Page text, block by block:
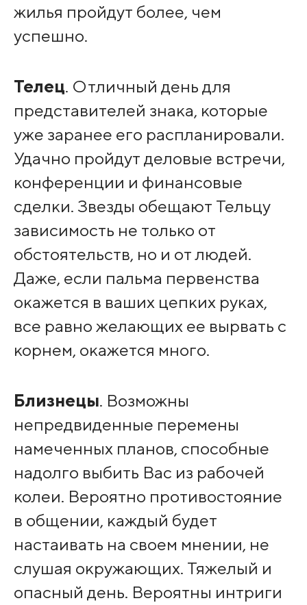
жилья пройдут более, чем
успешно.
Телец. Отличный день для
представителей знака, которые
уже заранее его распланировали.
Удачно пройдут деловые встречи,
конференции и финансовые
сделки. Звезды обещают Тельцу
зависимость не только от
обстоятельств, но и от людей.
Даже, если пальма первенства
окажется в ваших цепких руках,
все равно желающих ее вырвать с
корнем, окажется много.
Близнецы. Возможны
непредвиденные перемены
намеченных планов, способные
надолго выбить Вас из рабочей
колеи. Вероятно противостояние
в общении, каждый будет
настаивать на своем мнении, не
слушая окружающих. Тяжелый и
опасный день. Вероятны интриги